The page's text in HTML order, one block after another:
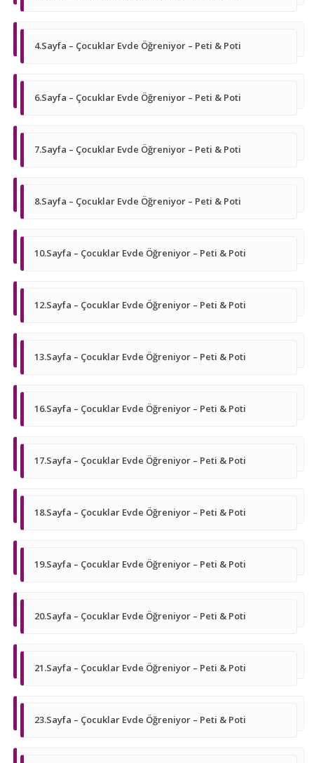
4.Sayfa – Çocuklar Evde Öğreniyor – Peti & Poti
6.Sayfa – Çocuklar Evde Öğreniyor – Peti & Poti
7.Sayfa – Çocuklar Evde Öğreniyor – Peti & Poti
8.Sayfa – Çocuklar Evde Öğreniyor – Peti & Poti
10.Sayfa – Çocuklar Evde Öğreniyor – Peti & Poti
12.Sayfa – Çocuklar Evde Öğreniyor – Peti & Poti
13.Sayfa – Çocuklar Evde Öğreniyor – Peti & Poti
16.Sayfa – Çocuklar Evde Öğreniyor – Peti & Poti
17.Sayfa – Çocuklar Evde Öğreniyor – Peti & Poti
18.Sayfa – Çocuklar Evde Öğreniyor – Peti & Poti
19.Sayfa – Çocuklar Evde Öğreniyor – Peti & Poti
20.Sayfa – Çocuklar Evde Öğreniyor – Peti & Poti
21.Sayfa – Çocuklar Evde Öğreniyor – Peti & Poti
23.Sayfa – Çocuklar Evde Öğreniyor – Peti & Poti